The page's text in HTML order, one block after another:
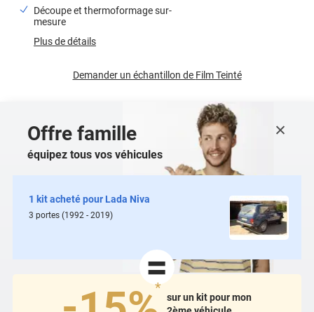
Découpe et thermoformage sur-
mesure
Plus de détails
Demander un échantillon de Film Teinté
Offre famille
équipez tous vos véhicules
1 kit acheté pour Lada Niva
3portes (1992 - 2019)
=
*
sur un kit pour mon